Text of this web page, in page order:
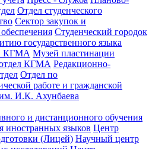
Отдел студенческого
Сектор закупок и
Студенческий городок
государственного языка
КГМА Музей пластинации
КГМА Редакционно-
Отдел по
работе и гражданской
И.К. Ахунбаева
и дистанционного обучения
иностранных языков Центр
(Лицей) Научный центр